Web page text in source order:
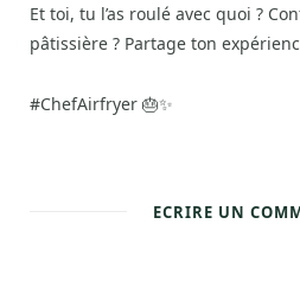
Et toi, tu l’as roulé avec quoi ?
pâtissière ? Partage ton
#ChefAirfryer 🎂✨
ECRIRE UN